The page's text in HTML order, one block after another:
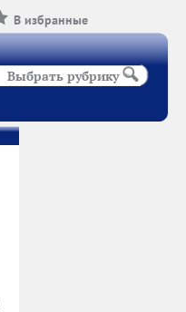
В избранные
Выбрать рубрику